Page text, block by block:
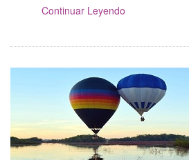
Continue Reading